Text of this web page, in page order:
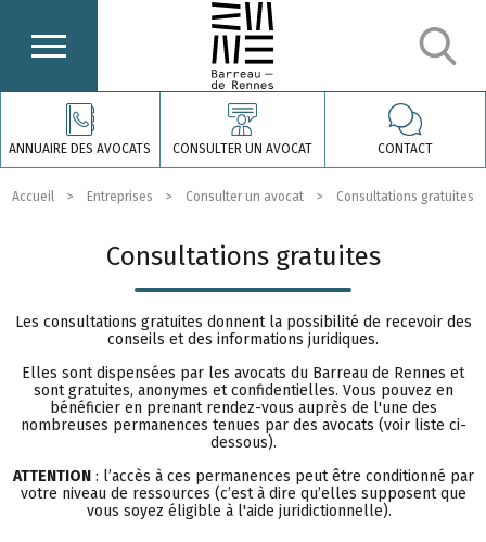
ANNUAIRE DES AVOCATS CONSULTER UN AVOCAT CONTACT
Accueil Entreprises Consulter un avocat Consultations gratuites
Consultations gratuites
Les consultations gratuites donnent la possibilité de recevoir des
conseils et des informations juridiques.
Elles sont dispensées par les avocats du Barreau de Rennes et
sont gratuites, anonymes et confidentielles. Vous pouvez en
bénéficier en prenant rendez-vous auprès de l'une des
nombreuses permanences tenues par des avocats (voir liste ci-
dessous).
ATTENTION: l’accès à ces permanences peut être conditionné par
votre niveau de ressources (c’est à dire qu’elles supposent que
vous soyez éligible à l'aide juridictionnelle).